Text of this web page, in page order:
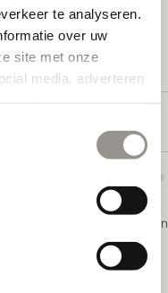
te analyseren.
over uw
site met onze
media, adverteren
die u aan ze heeft
hebben verzameld
gebruik van hun
Alles weergeven